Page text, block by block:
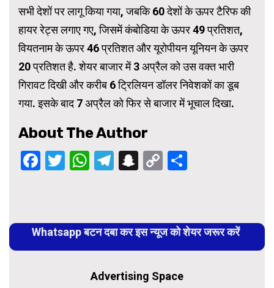
सभी देशों पर लागू किया गया, जबकि 60 देशों के ऊपर टैरिफ की
हायर रेट्स लगाए गए, जिसमें कंबोडिया के ऊपर 49 प्रतिशत,
वियतनाम के ऊपर 46 प्रतिशत और यूरोपीयन यूनियन के ऊपर
20 प्रतिशत है. शेयर बाजार में 3 अप्रैल को उस वक्त भारी
गिरावट दिखी और करीब 6 ट्रिलियन डॉलर निवेशकों का डूब
गया. इसके बाद 7 अप्रैल को फिर से बाजार में भूचाल दिखा.
About The Author
Facebook
Twitter
WhatsApp
Telegram
Snapchat
Copy
Reading
Whatsapp बटन दबा कर इस न्यूज को शेयर जरूर करें
Advertising Space